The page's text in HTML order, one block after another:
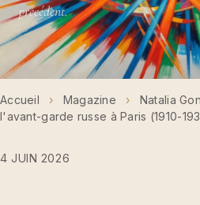
précédent.
Accueil › Magazine ›
Natalia
l'avant-garde russe à Paris (1910-
4 JUIN 2026